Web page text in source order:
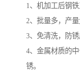
1、机加工后钢铁
2、批量多，产
3、免清洗，防锈
4、金属材质的
锈。